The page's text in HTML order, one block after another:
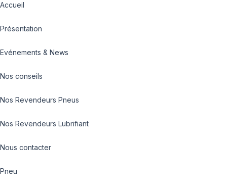
Accueil
Présentation
Evénements & News
Nos conseils
Nos Revendeurs Pneus
Nos Revendeurs Lubrifiant
Nous contacter
Pneu